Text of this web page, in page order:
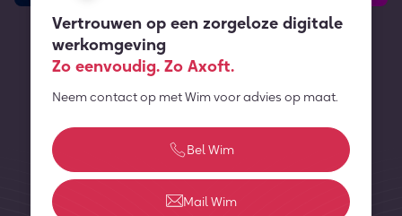
Vertrouwen op een zorgeloze digitale
werkomgeving
Zo eenvoudig. Zo Axoft.
Neem contact op met Wim voor advies op maat.
Bel Wim
Mail Wim